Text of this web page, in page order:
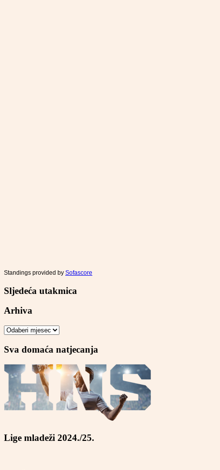
Standings provided by Sofascore
Sljedeća utakmica
Arhiva
Arhiva
Sva domaća natjecanja
Lige mladeži 2024./25.